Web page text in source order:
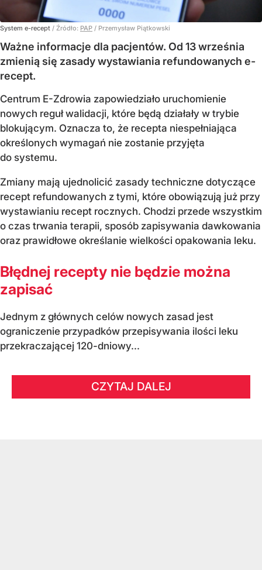
System e-recept / Źródło: PAP / Przemysław Piątkowski
Ważne informacje dla pacjentów. Od 13 września
zmienią się zasady wystawiania refundowanych e-
recept.
Centrum E-Zdrowia zapowiedziało uruchomienie
nowych reguł walidacji, które będą działały w trybie
blokującym. Oznacza to, że recepta niespełniająca
określonych wymagań nie zostanie przyjęta
do systemu.
Zmiany mają ujednolicić zasady techniczne dotyczące
recept refundowanych z tymi, które obowiązują już przy
wystawianiu recept rocznych. Chodzi przede wszystkim
o czas trwania terapii, sposób zapisywania dawkowania
oraz prawidłowe określanie wielkości opakowania leku.
Błędnej recepty nie będzie można
zapisać
Jednym z głównych celów nowych zasad jest
ograniczenie przypadków przepisywania ilości leku
przekraczającej 120-dniowy...
CZYTAJ DALEJ